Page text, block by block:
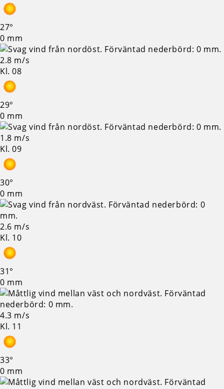
27°
0 mm
2.8 m/s
Kl. 08
29°
0 mm
1.8 m/s
Kl. 09
30°
0 mm
2.6 m/s
Kl. 10
31°
0 mm
4.3 m/s
Kl. 11
33°
0 mm